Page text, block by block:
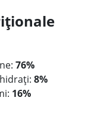
76%
8%
16%